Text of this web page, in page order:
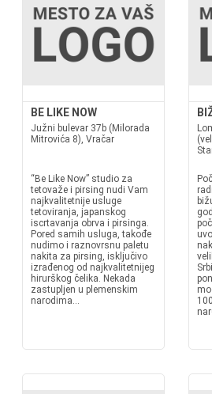
BE LIKE NOW
Južni bulevar 37b (Milorada
Mitrovića 8), Vračar
“Be Like Now” studio za
tetovaže i pirsing nudi Vam
najkvalitetnije usluge
tetoviranja, japanskog
iscrtavanja obrva i pirsinga.
Pored samih usluga, takođe
nudimo i raznovrsnu paletu
nakita za pirsing, isključivo
izrađenog od najkvalitetnijeg
hirurškog čelika. Nekada
zastupljen u plemenskim
narodima...